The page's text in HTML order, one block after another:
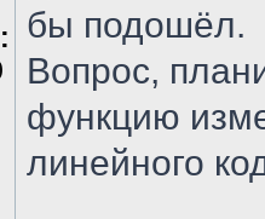
бы подошёл.
Вопрос,
функцию
линейного